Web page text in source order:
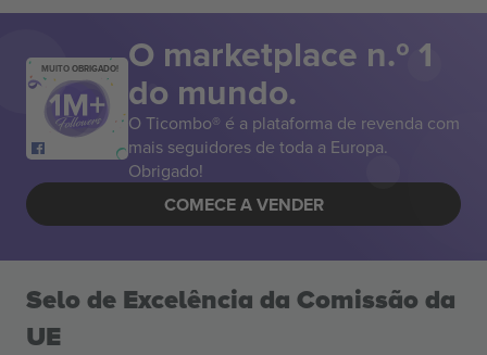
MUITO OBRIGADO! O marketplace n.º 1
do mundo.
O Ticombo® é a plataforma de revenda com
mais seguidores de toda a Europa.
Obrigado!
COMECE A VENDER
Selo de Excelência da Comissão da
UE